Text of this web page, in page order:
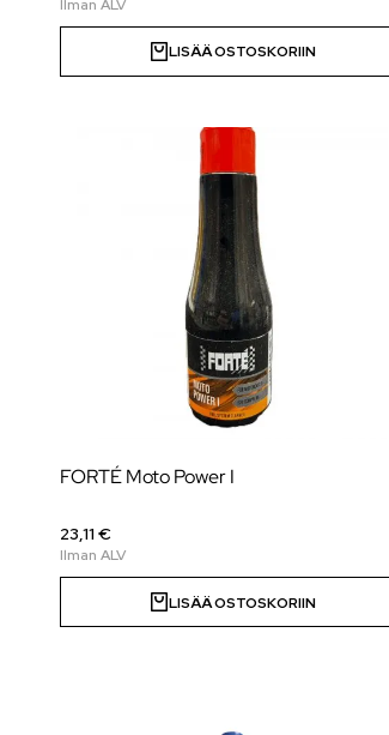
LISÄÄ OSTOSKORIIN
FORTÉ Moto Power I
23,11 €
LISÄÄ OSTOSKORIIN